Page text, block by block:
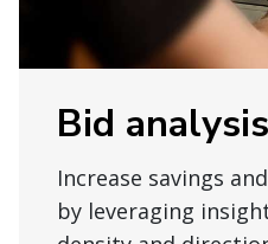
Bid analysis
Increase savings
by leveraging